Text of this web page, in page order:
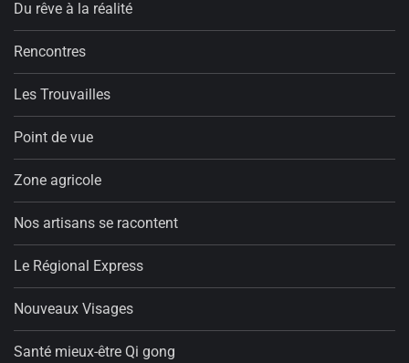
Du rêve à la réalité
Rencontres
Les Trouvailles
Point de vue
Zone agricole
Nos artisans se racontent
Le Régional Express
Nouveaux Visages
Santé mieux-être Qi gong